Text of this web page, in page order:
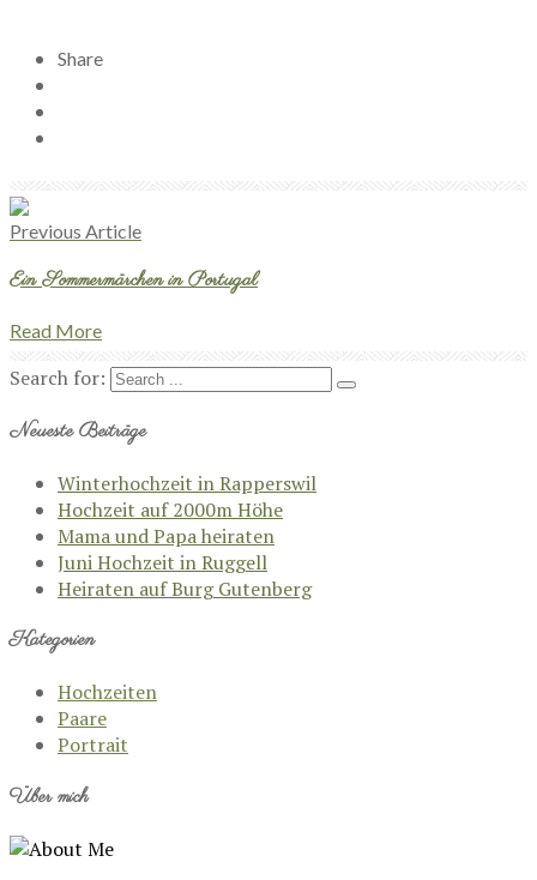
Share
Previous Article
Ein Sommermärchen in Portugal
Read More
Search for:
Neueste Beiträge
Winterhochzeit in Rapperswil
Hochzeit auf 2000m Höhe
Mama und Papa heiraten
Juni Hochzeit in Ruggell
Heiraten auf Burg Gutenberg
Kategorien
Hochzeiten
Paare
Portrait
Über mich